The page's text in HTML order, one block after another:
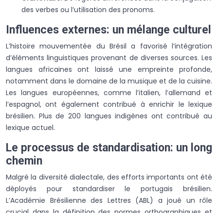
des verbes ou l’utilisation des pronoms.
Influences externes: un mélange culturel
L’histoire mouvementée du Brésil a favorisé l’intégration
d’éléments linguistiques provenant de diverses sources. Les
langues africaines ont laissé une empreinte profonde,
notamment dans le domaine de la musique et de la cuisine.
Les langues européennes, comme l’italien, l’allemand et
l’espagnol, ont également contribué à enrichir le lexique
brésilien. Plus de 200 langues indigènes ont contribué au
lexique actuel.
Le processus de standardisation: un long
chemin
Malgré la diversité dialectale, des efforts importants ont été
déployés pour standardiser le portugais brésilien.
L’Académie Brésilienne des Lettres (ABL) a joué un rôle